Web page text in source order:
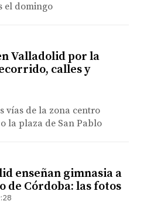
el domingo
Valladolid por la
calles y
vías de la zona centro
la plaza de San Pablo
enseñan gimnasia a
de Córdoba: las fotos